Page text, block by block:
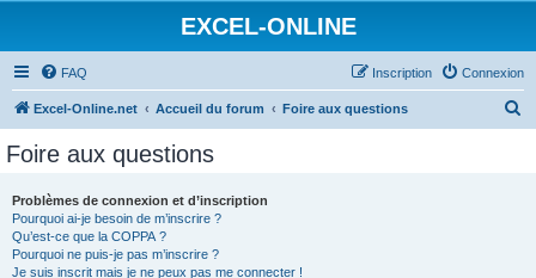
EXCEL-ONLINE
FAQ Connexion
Inscription
Excel-Online.net Accueil du forum Foire aux questions
Foire aux questions
Problèmes de connexion et d’inscription
Pourquoi ai-je besoin de m’inscrire ?
Qu’est-ce que la COPPA ?
Pourquoi ne puis-je pas m’inscrire ?
Je suis inscrit mais je ne peux pas me connecter !